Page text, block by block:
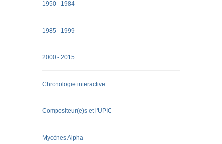
1950 - 1984
1985 - 1999
2000 - 2015
Chronologie interactive
Compositeur(e)s et l'UPIC
Mycènes Alpha